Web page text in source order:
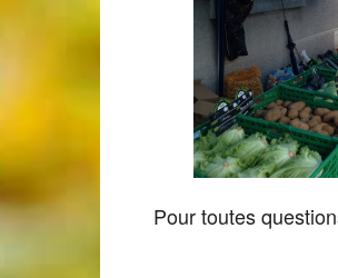
Pour toutes